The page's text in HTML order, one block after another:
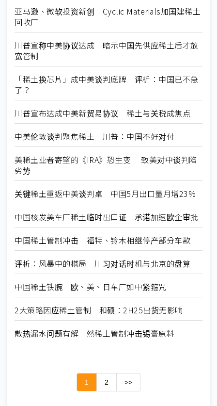
亚马逊、微软投资新创 Cyclic Materials加国建稀土
回收厂
川普宣称中美协议达成 暗示中国先供应稀土后才放
宽管制
「稀土换芯片」成中美谈判底牌 评析：中国已不急
了？
川普宣布达成中美新贸易协议 稀土与关税成焦点
中美伦敦谈判聚焦稀土 川普：中国不好对付
美稀土业者寄望的《IRA》恐生变 致美对中谈判陷
劣势
关键稀土重返中美谈判桌 中国5月出口量月增23%
中国核发美车厂稀土临时出口证 承诺加速欧企审批
中国稀土管制冲击 福特、铃木相继停产部分车款
评析：风暴中的棋局 川习对话时机与北京的盘算
中国稀土铁腕 欧、美、日车厂如中紧箍咒
2大策略因应稀土管制 和硕：2H25出货无影响
散热漏水问题有解 然稀土管制冲击锡膏原料
1 2 >>